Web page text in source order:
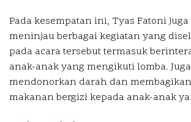
Pada kesempatan ini, Tyas Fatoni
meninjau berbagai kegiatan yang
pada acara tersebut termasuk
anak-anak yang mengikuti lomba.
mendonorkan darah dan
makanan bergizi kepada anak-anak